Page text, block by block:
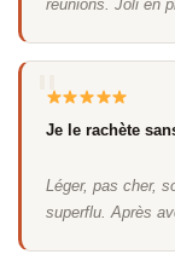
réunions. Joli en
Je le rachète
Léger, pas cher,
superflu. Après